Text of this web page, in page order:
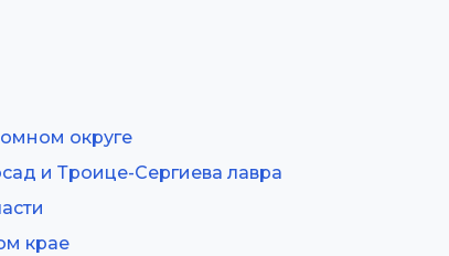
округе
и Троице-Сергиева лавра
крае